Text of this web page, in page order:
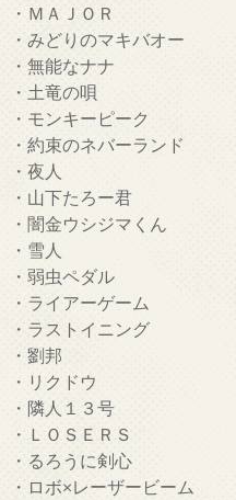
・ＭＡＪＯＲ
・みどりのマキバオー
・無能なナナ
・土竜の唄
・モンキーピーク
・約束のネバーランド
・夜人
・山下たろー君
・闇金ウシジマくん
・雪人
・弱虫ペダル
・ライアーゲーム
・ラストイニング
・劉邦
・リクドウ
・隣人１３号
・ＬＯＳＥＲＳ
・るろうに剣心
・ロボ×レーザービーム